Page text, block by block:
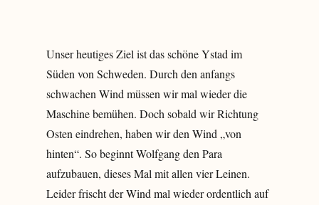
Unser heutiges Ziel ist das schöne Ystad im
Süden von Schweden. Durch den anfangs
schwachen Wind müssen wir mal wieder die
Maschine bemühen. Doch sobald wir Richtung
Osten eindrehen, haben wir den Wind „von
hinten“. So beginnt Wolfgang den Para
aufzubauen, dieses Mal mit allen vier Leinen.
Leider frischt der Wind mal wieder ordentlich auf